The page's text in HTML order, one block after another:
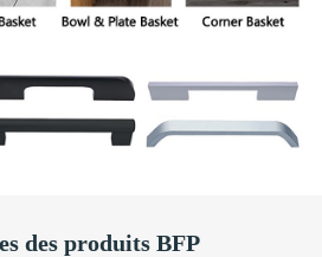
des produits BFP